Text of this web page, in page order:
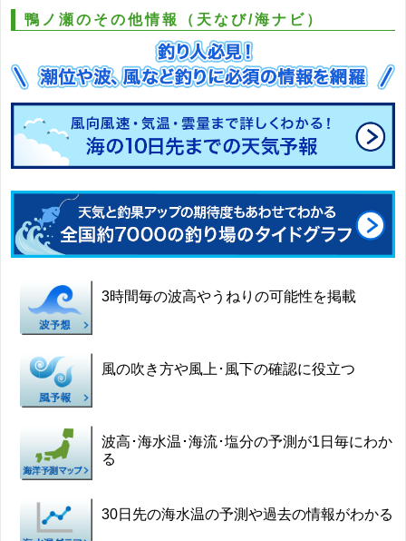
鴨ノ瀬のその他情報（天なび/海ナビ）
3時間毎の波高やうねりの可能性を掲載
風の吹き方や風上･風下の確認に役立つ
波高･海水温･海流･塩分の予測が1日毎にわか
る
30日先の海水温の予測や過去の情報がわかる